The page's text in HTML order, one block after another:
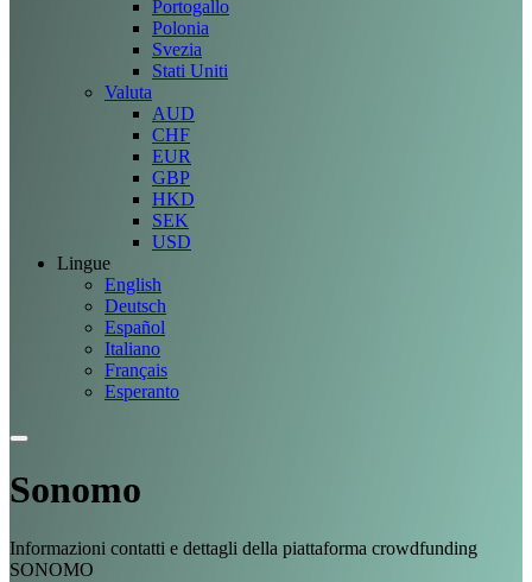
Portogallo
Polonia
Svezia
Stati Uniti
Valuta
AUD
CHF
EUR
GBP
HKD
SEK
USD
Lingue
English
Deutsch
Español
Italiano
Français
Esperanto
Sonomo
Informazioni contatti e dettagli della piattaforma crowdfunding
SONOMO